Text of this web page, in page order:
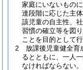
家庭にいないもの
達段階に応じた主
該児童の自主性、
習慣の確立等を図
ことを目的として
2
放課後児童健全育
るとともに、一人
なければならない。